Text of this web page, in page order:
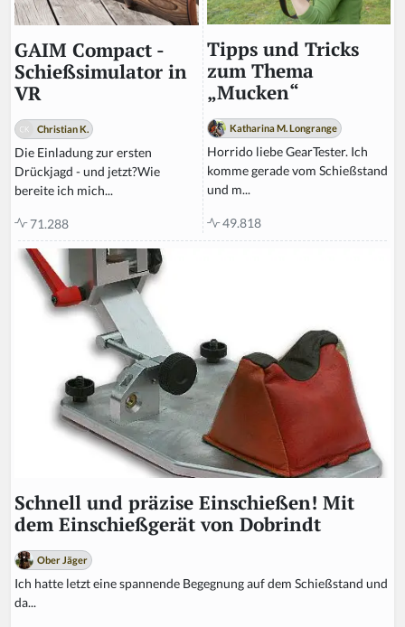
GAIM Compact -
Schießsimulator in
VR
Christian K.
Die Einladung zur ersten
Drückjagd - und jetzt?Wie
bereite ich mich...
71.288
Tipps und Tricks
zum Thema
„Mucken“
Katharina M. Longrange
Horrido liebe GearTester. Ich
komme gerade vom Schießstand
und m...
49.818
Schnell und präzise Einschießen! Mit
dem Einschießgerät von Dobrindt
Ober Jäger
Ich hatte letzt eine spannende Begegnung auf dem Schießstand und
da...